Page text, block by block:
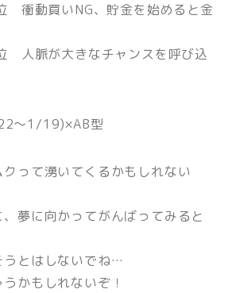
買いNG、貯金を始めると金
人脈が大きなチャンスを呼び込
〜1/19)×AB型
って湧いてくるかもしれない
夢に向かってがんばってみると
うとはしないでね…
かもしれないぞ！